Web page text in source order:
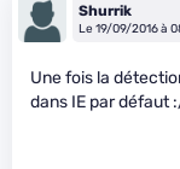
Shurrik
Le 19/09/2016 à
Une fois la
dans IE par défaut